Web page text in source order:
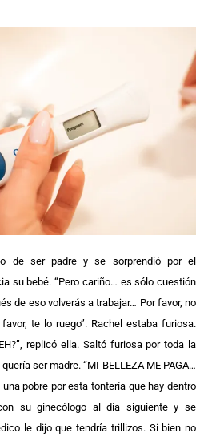
de ser padre y se sorprendió por el
su bebé. “Pero cariño… es sólo cuestión
de eso volverás a trabajar… Por favor, no
te lo ruego”. Rachel estaba furiosa.
replicó ella. Saltó furiosa por toda la
ser madre. “MI BELLEZA ME PAGA…
pobre por esta tontería que hay dentro
su ginecólogo al día siguiente y se
le dijo que tendría trillizos. Si bien no